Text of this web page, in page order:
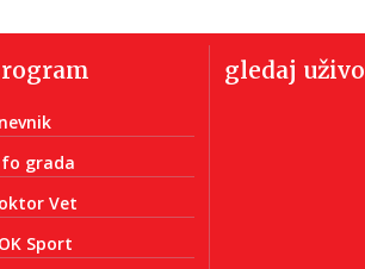
grada
Vet
Sport
gledaj uživo